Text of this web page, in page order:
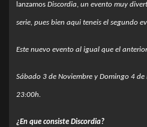
lanzamos Discordia, un evento muy
serie, pues bien aqui teneis el segundo
Este nuevo evento al igual que el
Sábado 3 de Noviembre y Domingo 4
23:00h.
¿En que consiste Discordia?